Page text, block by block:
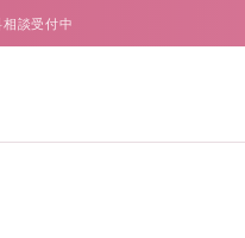
談受付中